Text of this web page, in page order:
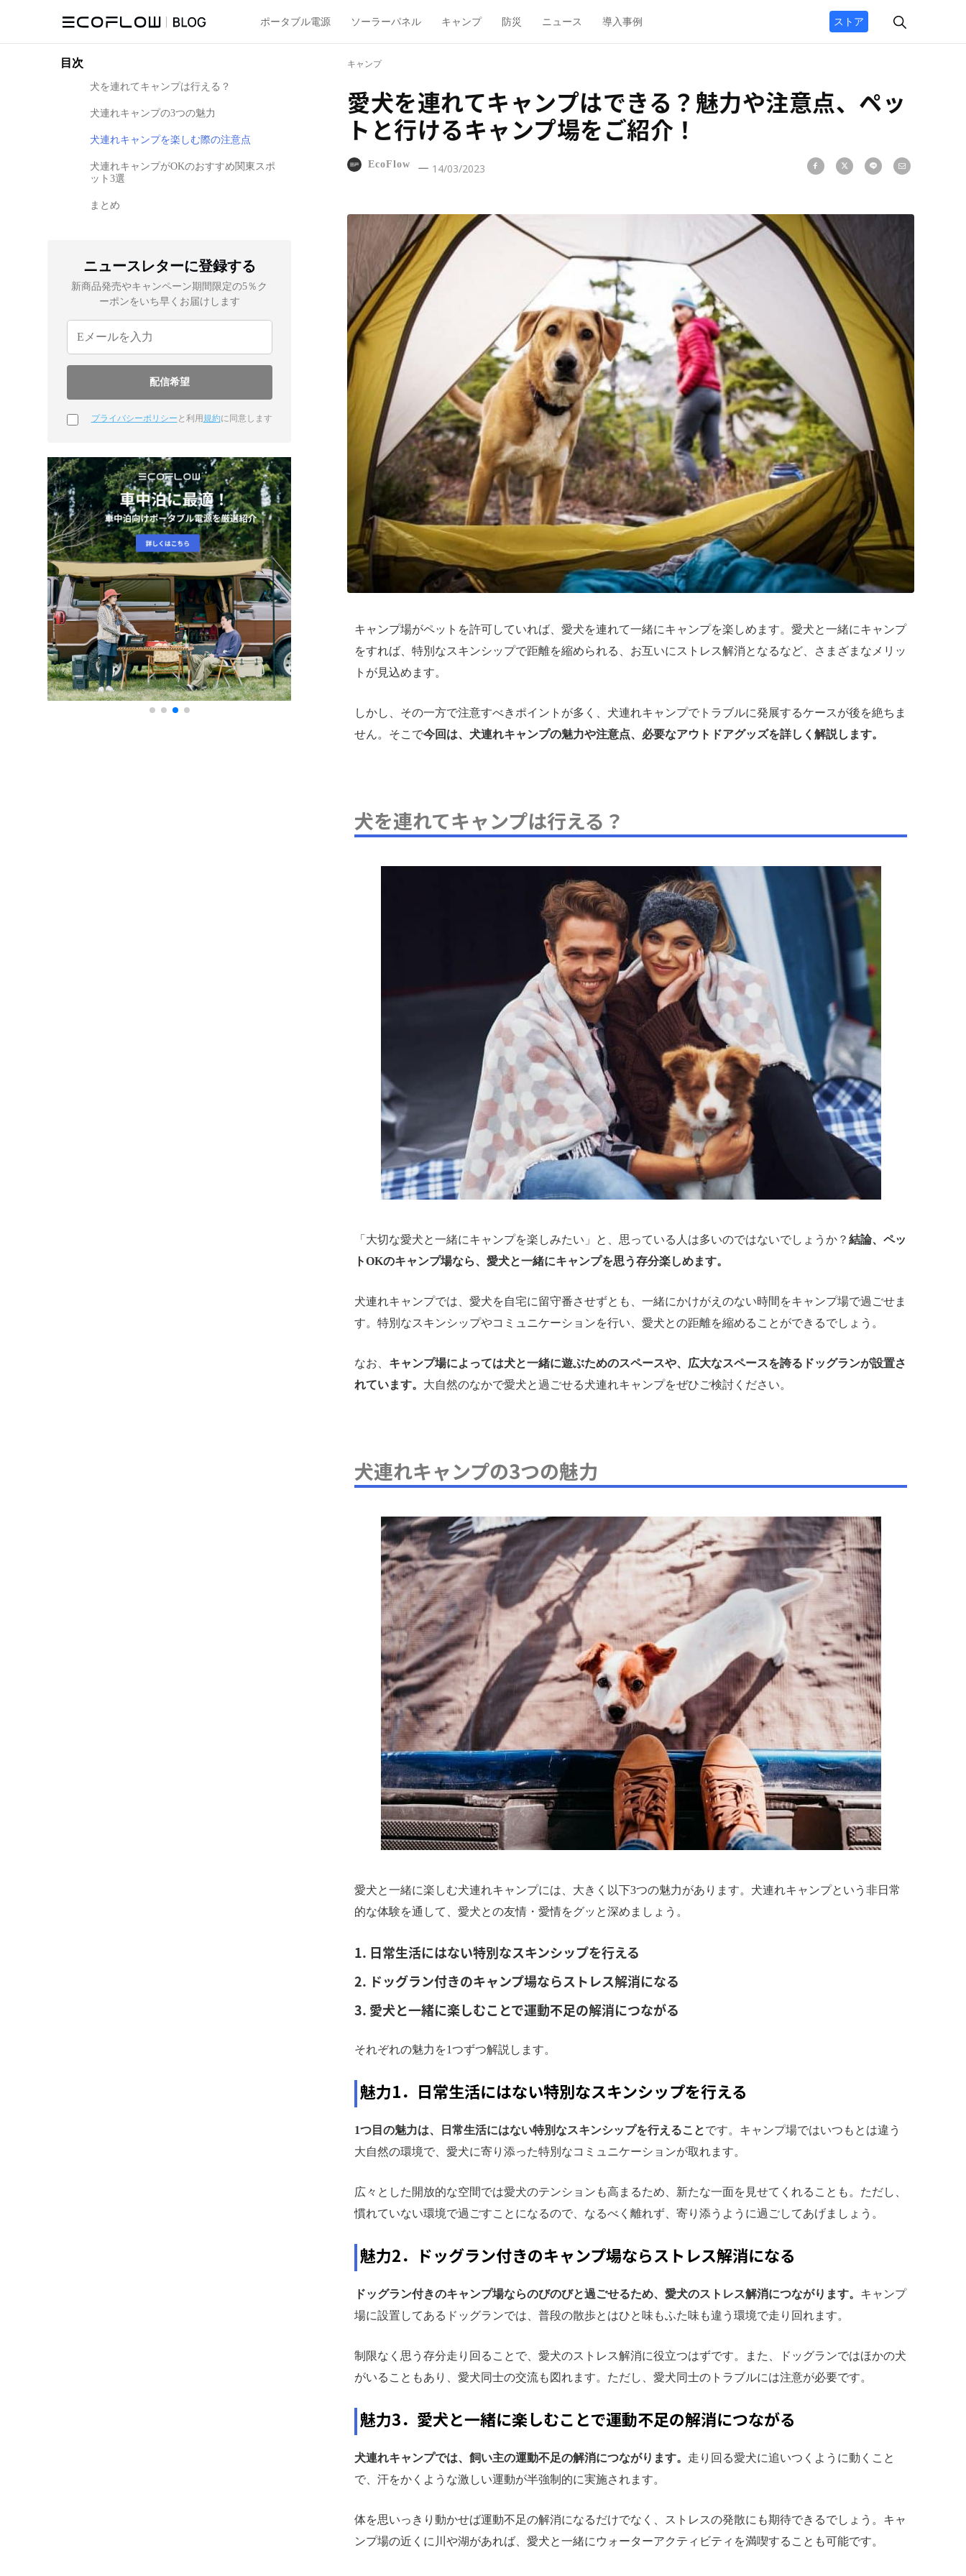
ポータブル電源 ソーラーパネル キャンプ 防災 ニュース 導入事例 ストア
目次
犬を連れてキャンプは行える？
犬連れキャンプの3つの魅力
犬連れキャンプを楽しむ際の注意点
犬連れキャンプがOKのおすすめ関東スポ
ット3選
まとめ
ニュースレターに登録する
新商品発売やキャンペーン期間限定の5％ク
ーポンをいち早くお届けします
プライバシーポリシー と利用規約に同意します
キャンプ
愛犬を連れてキャンプはできる？魅力や注意点、ペッ
トと行けるキャンプ場をご紹介！
EcoFlow 14/03/2023
キャンプ場がペットを許可していれば、愛犬を連れて一緒にキャンプを楽しめます。愛犬と一緒にキャンプ
をすれば、特別なスキンシップで距離を縮められる、お互いにストレス解消となるなど、さまざまなメリッ
トが見込めます。
しかし、その一方で注意すべきポイントが多く、犬連れキャンプでトラブルに発展するケースが後を絶ちま
せん。そこで今回は、犬連れキャンプの魅力や注意点、必要なアウトドアグッズを詳しく解説します。
犬を連れてキャンプは行える？
「大切な愛犬と一緒にキャンプを楽しみたい」と、思っている人は多いのではないでしょうか？結論、ペッ
トOKのキャンプ場なら、愛犬と一緒にキャンプを思う存分楽しめます。
犬連れキャンプでは、愛犬を自宅に留守番させずとも、一緒にかけがえのない時間をキャンプ場で過ごせま
す。特別なスキンシップやコミュニケーションを行い、愛犬との距離を縮めることができるでしょう。
なお、 キャンプ場によっては犬と一緒に遊ぶためのスペースや、広大なスペースを誇るドッグランが設置さ
れています。 大自然のなかで愛犬と過ごせる犬連れキャンプをぜひご検討ください。
犬連れキャンプの3つの魅力
愛犬と一緒に楽しむ犬連れキャンプには、大きく以下3つの魅力があります。犬連れキャンプという非日常
的な体験を通して、愛犬との友情・愛情をグッと深めましょう。
日常生活にはない特別なスキンシップを行える
ドッグラン付きのキャンプ場ならストレス解消になる
愛犬と一緒に楽しむことで運動不足の解消につながる
それぞれの魅力を1つずつ解説します。
魅力1．日常生活にはない特別なスキンシップを行える
1つ目の魅力は、日常生活にはない特別なスキンシップを行えることです。キャンプ場ではいつもとは違う
大自然の環境で、愛犬に寄り添った特別なコミュニケーションが取れます。
広々とした開放的な空間では愛犬のテンションも高まるため、新たな一面を見せてくれることも。ただし、
慣れていない環境で過ごすことになるので、なるべく離れず、寄り添うように過ごしてあげましょう。
魅力2．ドッグラン付きのキャンプ場ならストレス解消になる
ドッグラン付きのキャンプ場ならのびのびと過ごせるため、愛犬のストレス解消につながります。 キャンプ
場に設置してあるドッグランでは、普段の散歩とはひと味もふた味も違う環境で走り回れます。
制限なく思う存分走り回ることで、愛犬のストレス解消に役立つはずです。また、ドッグランではほかの犬
がいることもあり、愛犬同士の交流も図れます。ただし、愛犬同士のトラブルには注意が必要です。
魅力3．愛犬と一緒に楽しむことで運動不足の解消につながる
犬連れキャンプでは、飼い主の運動不足の解消につながります。 走り回る愛犬に追いつくように動くこと
で、汗をかくような激しい運動が半強制的に実施されます。
体を思いっきり動かせば運動不足の解消になるだけでなく、ストレスの発散にも期待できるでしょう。キャ
ンプ場の近くに川や湖があれば、愛犬と一緒にウォーターアクティビティを満喫することも可能です。